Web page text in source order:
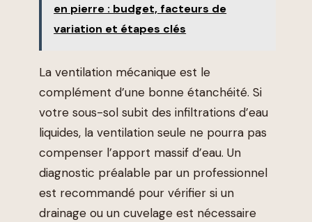
en pierre : budget, facteurs de
variation et étapes clés
La ventilation mécanique est le
complément d’une bonne étanchéité. Si
votre sous-sol subit des infiltrations d’eau
liquides, la ventilation seule ne pourra pas
compenser l’apport massif d’eau. Un
diagnostic préalable par un professionnel
est recommandé pour vérifier si un
drainage ou un cuvelage est nécessaire